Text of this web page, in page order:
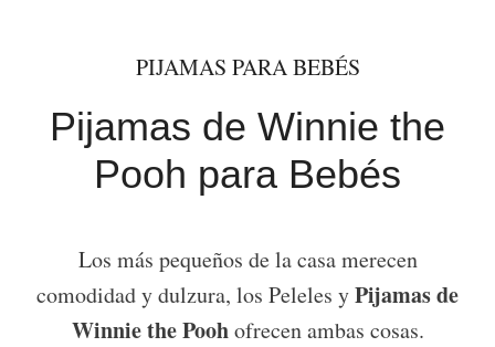
PIJAMAS PARA BEBÉS
Pijamas de Winnie the
Pooh para Bebés
Los más pequeños de la casa merecen
comodidad y dulzura, los Peleles yPijamas de
Winnie the Poohofrecen ambas cosas.